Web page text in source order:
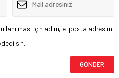
için adım, e-posta adresim